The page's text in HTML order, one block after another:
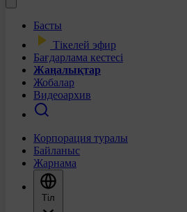
Басты
Тікелей эфир
Бағдарлама кестесі
Жаңалықтар
Жобалар
Видеоархив
Корпорация туралы
Байланыс
Жарнама
Тіл